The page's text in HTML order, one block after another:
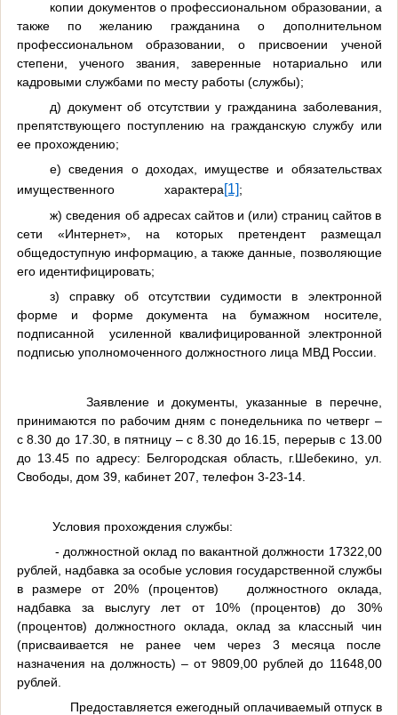
копии документов о профессиональном образовании, а
также по желанию гражданина о дополнительном
профессиональном образовании, о присвоении ученой
степени, ученого звания, заверенные нотариально или
кадровыми службами по месту работы (службы);
д) документ об отсутствии у гражданина заболевания,
препятствующего поступлению на гражданскую службу или
ее прохождению;
е) сведения о доходах, имуществе и обязательствах
имущественного
характера[1];
ж) сведения об адресах сайтов и (или) страниц сайтов в
сети «Интернет», на которых претендент размещал
общедоступную информацию, а также данные, позволяющие
его идентифицировать;
з) справку об отсутствии судимости в электронной
форме и форме документа на бумажном носителе,
подписанной
усиленной квалифицированной электронной
подписью уполномоченного должностного лица МВД России.
Заявление и документы, указанные в перечне,
принимаются по рабочим дням с понедельника по четверг –
с 8.30 до 17.30, в пятницу – с 8.30 до 16.15, перерыв с 13.00
до 13.45 по адресу: Белгородская область, г.Шебекино, ул.
Свободы, дом 39, кабинет 207, телефон 3-23-14.
Условия прохождения службы:
- должностной оклад по вакантной должности 17322,00
рублей, надбавка за особые условия государственной службы
в размере от 20% (процентов)
должностного оклада,
надбавка за выслугу лет от 10% (процентов) до 30%
(процентов) должностного оклада, оклад за классный чин
(присваивается не ранее чем через 3 месяца после
назначения на должность) – от 9809,00 рублей до 11648,00
рублей.
Предоставляется ежегодный оплачиваемый отпуск в